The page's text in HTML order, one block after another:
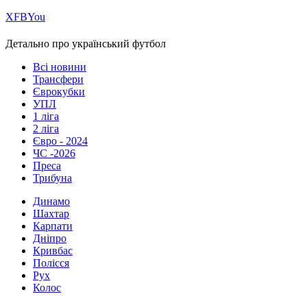
ХFBYou
Детально про український футбол
Всі новини
Трансфери
Єврокубки
УПЛ
1 ліга
2 ліга
Євро - 2024
ЧС -2026
Преса
Трибуна
Динамо
Шахтар
Карпати
Дніпро
Кривбас
Полісся
Рух
Колос